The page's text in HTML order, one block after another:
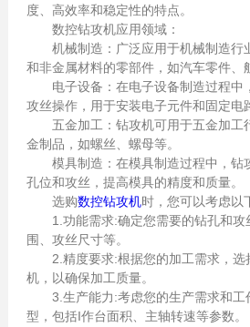
度、高效率和稳定性的特点。
数控钻攻机应用领域：
机械制造：广泛应用于机械制造行
和非金属材料的零部件，如汽车零件、
电子设备：在电子设备制造过程中
攻丝操作，用于安装电子元件和固定电
五金加工：钻攻机可用于五金加工
金制品，如螺丝、螺母等。
模具制造：在模具制造过程中，钻
孔位和攻丝，提高模具的精度和质量。
选购数控钻攻机时，您可以考虑以
1.功能需求:确定您需要的钻孔和攻
围、攻丝尺寸等。
2.精度要求:根据您的加工需求，选
机，以确保加工质量。
3.生产能力:考虑您的生产需求和工
型，包括I作台面积、主轴转速等参数。